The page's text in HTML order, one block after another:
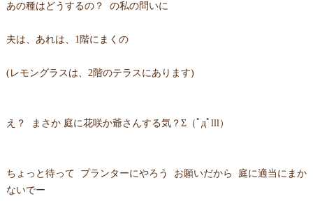
あの種はどうするの？ の私の問いに
夫は、あれは、1階にまくの
(レモングラスは、2階のテラスにあります)
え？ まさか 庭に花咲か爺さんする気？Σ（ﾟдﾟlll）
ちょっと待って プランターにやろう お願いだから 庭に適当にまか
ないでー